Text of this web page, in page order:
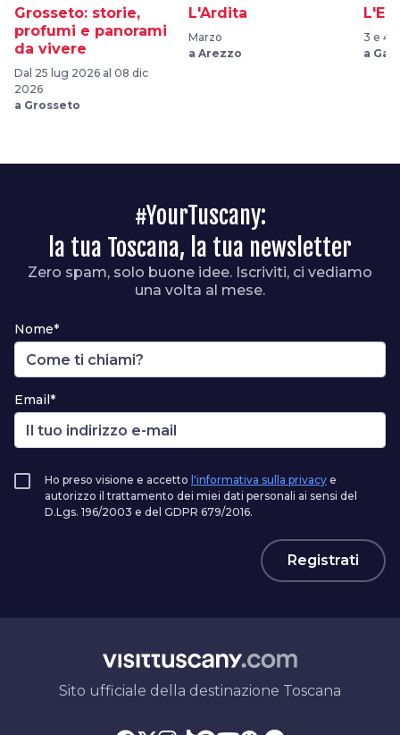
Grosseto: storie,
profumi e panorami
da vivere
Dal 25 lug 2026 al 08 dic
2026
a Grosseto
L'Ardita
Marzo
a Arezzo
3 e 4
a
#YourTuscany:
la tua Toscana, la tua newsletter
Zero spam, solo buone idee. Iscriviti, ci vediamo
una volta al mese.
Nome*
Email*
Ho preso visione e accetto l'informativa sulla privacy e
autorizzo il trattamento dei miei dati personali ai sensi del
D.Lgs. 196/2003 e del GDPR 679/2016.
Registrati
Sito ufficiale della destinazione Toscana